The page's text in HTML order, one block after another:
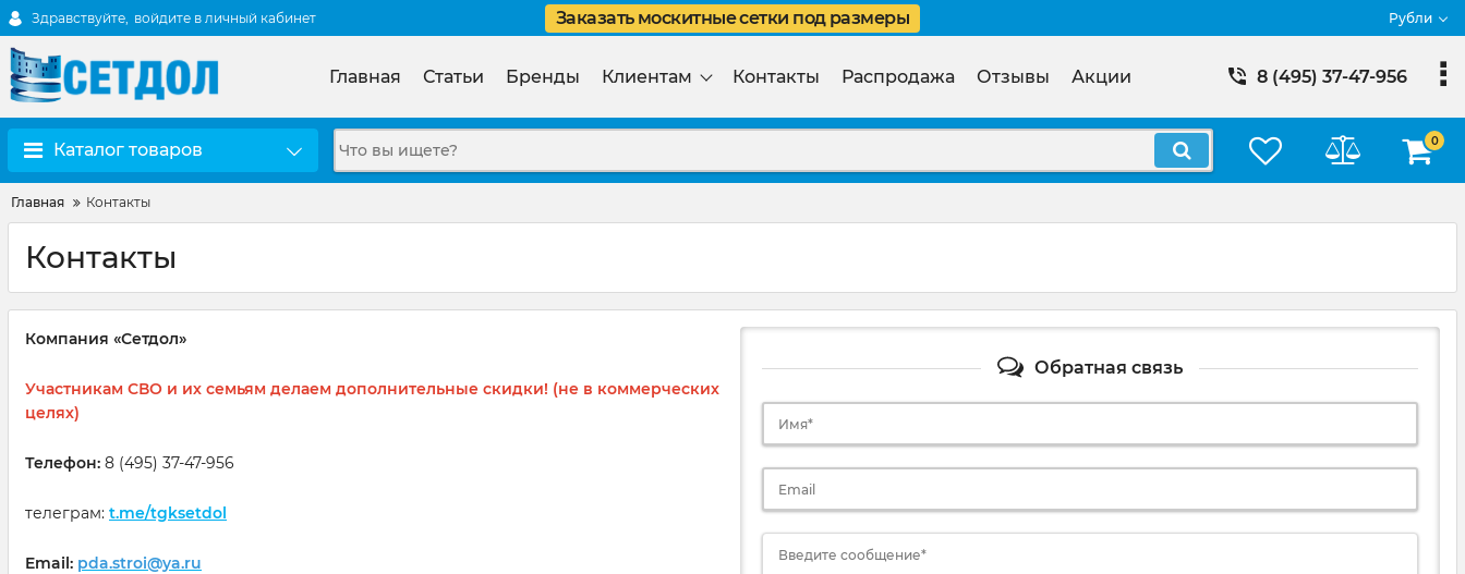
Здравствуйте, войдите в личный кабинет Заказать москитные сетки под размеры Рубли
Главная Статьи Бренды Клиентам Контакты Распродажа Отзывы Акции 8 (495) 37-47-956
Каталог товаров 0
Главная Контакты
Контакты
Компания «Сетдол»
Участникам СВО и их семьям делаем дополнительные скидки! (не в коммерческих
целях)
Телефон: 8 (495) 37-47-956
телеграм: t.me/tgksetdol
Email: pda.stroi@ya.ru
Обратная связь
Имя*
Email
Введите сообщение*